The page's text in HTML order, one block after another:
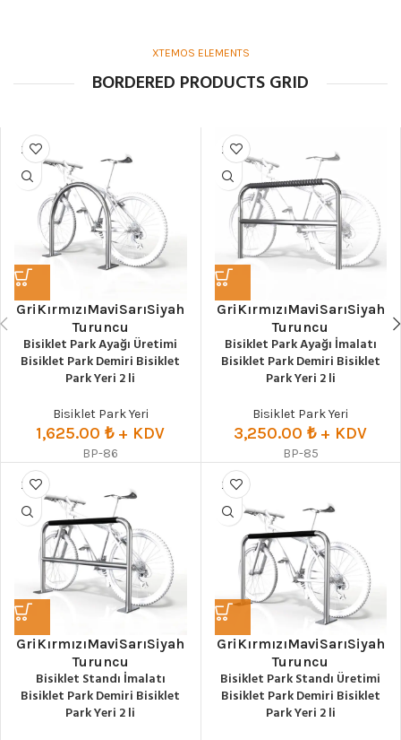
XTEMOS ELEMENTS
BORDERED PRODUCTS GRID
Gri KırmızıMaviSarıSiyah
Turuncu
Bisiklet Park Ayağı Üretimi
Bisiklet Park Demiri Bisiklet
Park Yeri 2 li
Bisiklet Park Yeri
1,625.00₺+ KDV
BP-86
Gri KırmızıMaviSarıSiyah
Turuncu
Bisiklet Park Ayağı İmalatı
Bisiklet Park Demiri Bisiklet
Park Yeri 2 li
Bisiklet Park Yeri
3,250.00₺+ KDV
BP-85
Gri KırmızıMaviSarıSiyah
Turuncu
Bisiklet Standı İmalatı
Bisiklet Park Demiri Bisiklet
Park Yeri 2 li
Gri KırmızıMaviSarıSiyah
Turuncu
Bisiklet Park Standı Üretimi
Bisiklet Park Demiri Bisiklet
Park Yeri 2 li